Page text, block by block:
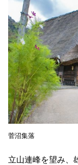
菅沼集落
立山連峰を望み、